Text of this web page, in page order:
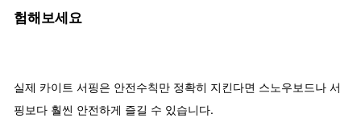
험해보세요
실제 카이트 서핑은 안전수칙만 정확히 지킨다면 스노우보드나 서
핑보다 훨씬 안전하게 즐길 수 있습니다.